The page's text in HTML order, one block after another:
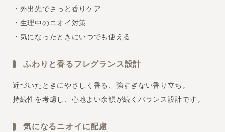
・外出先でさっと香りケア
・生理中のニオイ対策
・気になったときにいつでも使える
ふわりと香るフレグランス設計
近づいたときにやさしく香る、強すぎない香り立ち。
持続性を考慮し、心地よい余韻が続くバランス設計です。
気になるニオイに配慮